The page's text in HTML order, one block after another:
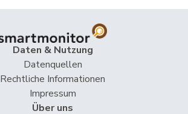
Daten & Nutzung
Datenquellen
Rechtliche Informationen
Impressum
Über uns